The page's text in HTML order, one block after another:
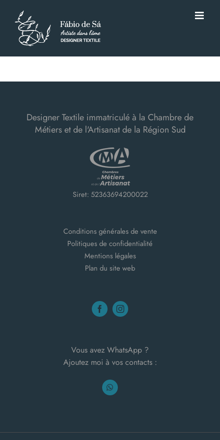
contenu
Designer Textile immatriculé à la Chambre de
Métiers et de l'Artisanat de la Région Sud
Siret: 52363694200022
Conditions générales de vente
Politiques de confidentialité
Mentions légales
Plan du site web
Vous avez WhatsApp ?
Ajoutez moi à vos contacts :